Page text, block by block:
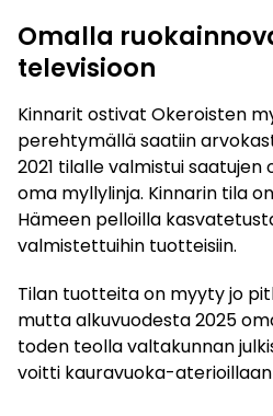
Omalla
televisioon
Kinnarit ostivat Okeroisten
perehtymällä saatiin
2021 tilalle valmistui
oma myllylinja. Kinnarin tila
Hämeen pelloilla
valmistettuihin tuotteisiin.
Tilan tuotteita on myyty jo
mutta alkuvuodesta 2025
toden teolla valtakunnan
voitti kauravuoka-aterioillaan